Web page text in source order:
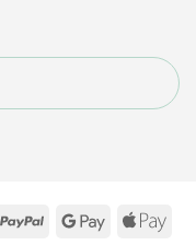
PayPal
Google